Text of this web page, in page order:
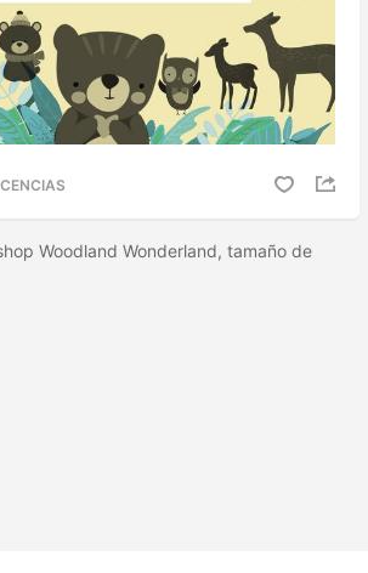
Woodland Wonderland, tamaño de